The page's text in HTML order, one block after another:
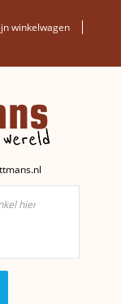
winkelwagen